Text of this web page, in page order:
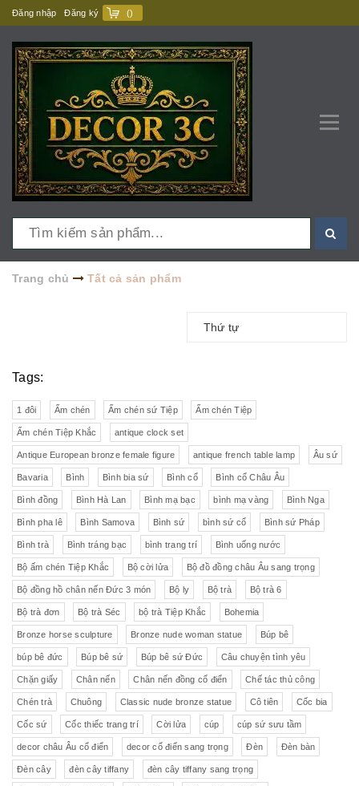
Đăng nhập Đăng ký ()
Trang chủ Tất cả sản phẩm
Thứ tự
Tags:
1 đôi Ấm chén Ấm chén sứ Tiệp Ấm chén Tiệp
Ấm chén Tiệp Khắc antique clock set
Antique European bronze female figure antique french table lamp Âu sứ
Bavaria Bình Bình bia sứ Bình cổ Bình cổ Châu Âu
Bình đồng Bình Hà Lan Bình mạ bạc bình mạ vàng Bình Nga
Bình pha lê Bình Samova Bình sứ bình sứ cổ Bình sứ Pháp
Bình trà Bình tráng bạc bình trang trí Bình uống nước
Bộ ấm chén Tiệp Khắc Bộ cời lửa Bộ đồ đồng châu Âu sang trọng
Bộ đồng hồ chân nến Đức 3 món Bộ ly Bộ trà Bộ trà 6
Bộ trà đơn Bộ trà Séc bộ trà Tiệp Khắc Bohemia
Bronze horse sculpture Bronze nude woman statue Búp bê
búp bê đức Búp bê sứ Búp bê sứ Đức Câu chuyện tình yêu
Chặn giấy Chân nến Chân nến đồng cổ điển Chế tác thủ công
Chén trà Chuông Classic nude bronze statue Cô tiên Cốc bia
Cốc sứ Cốc thiếc trang trí Cời lửa cúp cúp sứ sưu tầm
decor châu Âu cổ điển decor cổ điển sang trọng Đèn Đèn bàn
Đèn cây đèn cây tiffany đèn cây tiffany sang trọng